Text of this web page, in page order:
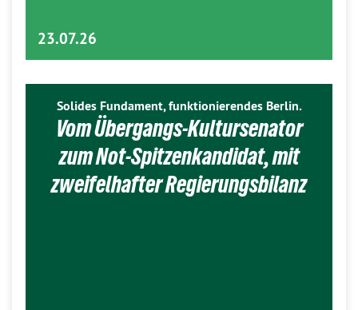
23.07.26
Solides Fundament, funktionierendes Berlin.
Vom Übergangs-Kultursenator
zum Not-Spitzenkandidat, mit
zweifelhafter Regierungsbilanz